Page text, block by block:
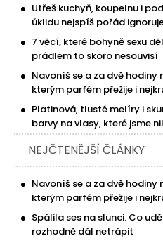
Utřeš kuchyň, koupelnu i
úklidu nejspíš pořád
7 věcí, které bohyně sexu
prádlem to skoro nesouvisí
Navoníš se a za dvě
kterým parfém přežije i
Platinová, tlusté melíry i
barvy na vlasy, které jsme
NEJČTENĚJŠÍ ČLÁNKY
Navoníš se a za dvě
kterým parfém přežije i
Spálila ses na slunci. Co
rozhodně dál netrápit